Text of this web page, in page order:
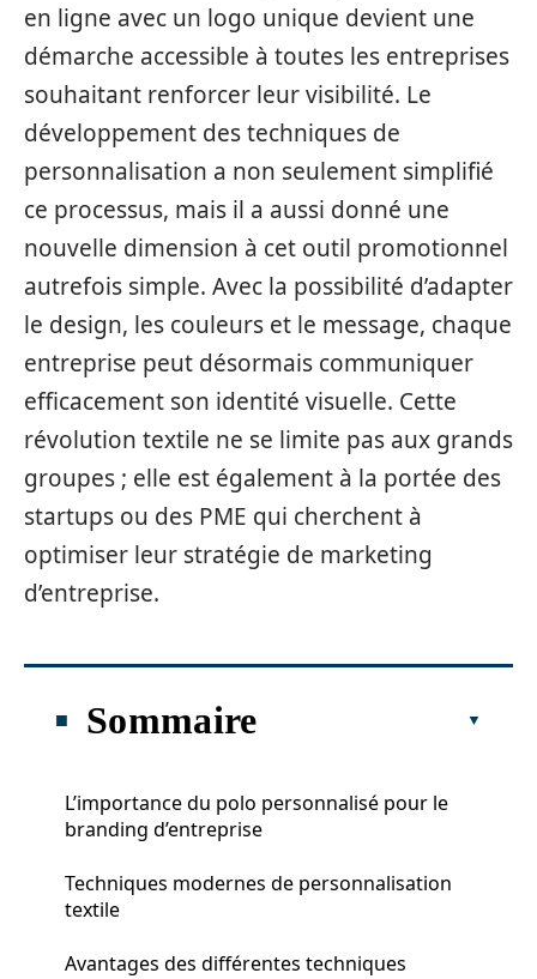
en ligne avec un logo unique devient une
démarche accessible à toutes les entreprises
souhaitant renforcer leur visibilité. Le
développement des techniques de
personnalisation a non seulement simplifié
ce processus, mais il a aussi donné une
nouvelle dimension à cet outil promotionnel
autrefois simple. Avec la possibilité d’adapter
le design, les couleurs et le message, chaque
entreprise peut désormais communiquer
efficacement son identité visuelle. Cette
révolution textile ne se limite pas aux grands
groupes ; elle est également à la portée des
startups ou des PME qui cherchent à
optimiser leur stratégie de marketing
d’entreprise.
Sommaire
L’importance du polo personnalisé pour le
branding d’entreprise
Techniques modernes de personnalisation
textile
Avantages des différentes techniques